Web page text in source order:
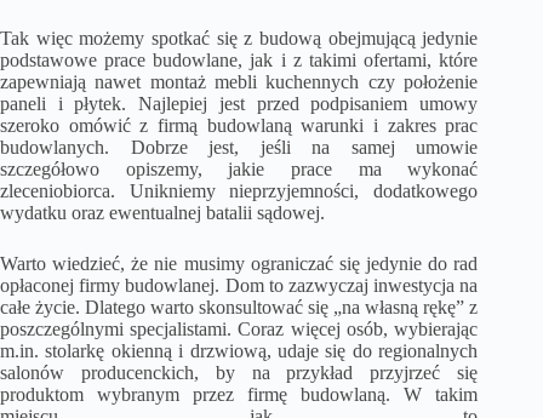
Tak więc możemy spotkać się z budową obejmującą jedynie
podstawowe prace budowlane, jak i z takimi ofertami, które
zapewniają nawet montaż mebli kuchennych czy położenie
paneli i płytek. Najlepiej jest przed podpisaniem umowy
szeroko omówić z firmą budowlaną warunki i zakres prac
budowlanych. Dobrze jest, jeśli na samej umowie
szczegółowo opiszemy, jakie prace ma wykonać
zleceniobiorca. Unikniemy nieprzyjemności, dodatkowego
wydatku oraz ewentualnej batalii sądowej.
Warto wiedzieć, że nie musimy ograniczać się jedynie do rad
opłaconej firmy budowlanej. Dom to zazwyczaj inwestycja na
całe życie. Dlatego warto skonsultować się „na własną rękę” z
poszczególnymi specjalistami. Coraz więcej osób, wybierając
m.in. stolarkę okienną i drzwiową, udaje się do regionalnych
salonów producenckich, by na przykład przyjrzeć się
produktom wybranym przez firmę budowlaną. W takim